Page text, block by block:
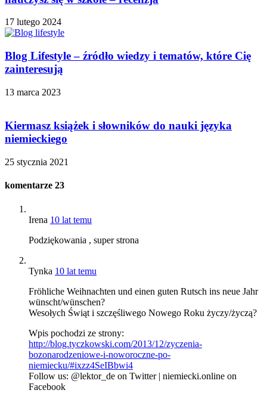
17 lutego 2024
Blog Lifestyle – źródło wiedzy i tematów, które Cię
zainteresują
13 marca 2023
Kiermasz książek i słowników do nauki języka
niemieckiego
25 stycznia 2021
komentarze 23
Irena 10 lat temu
Podziękowania , super strona
Tynka 10 lat temu
Fröhliche Weihnachten und einen guten Rutsch ins neue Jahr
wünscht/wünschen?
Wesołych Świąt i szczęśliwego Nowego Roku życzy/życzą?
Wpis pochodzi ze strony:
http://blog.tyczkowski.com/2013/12/zyczenia-
bozonarodzeniowe-i-noworoczne-po-
niemiecku/#ixzz4SeIBbwi4
Follow us: @lektor_de on Twitter | niemiecki.online on
Facebook